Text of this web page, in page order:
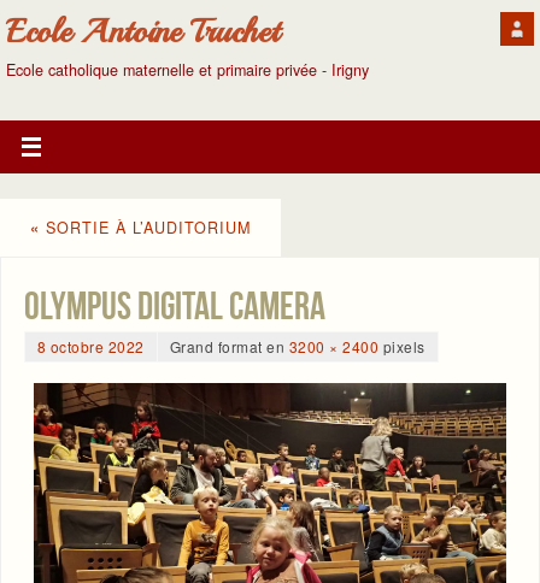
Ecole Antoine Truchet
Ecole catholique maternelle et primaire privée - Irigny
« SORTIE À L’AUDITORIUM
OLYMPUS DIGITAL CAMERA
8 octobre 2022 Grand format en 3200 × 2400 pixels